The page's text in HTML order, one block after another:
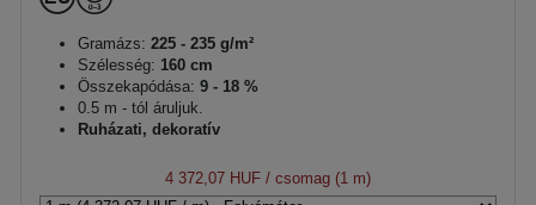
Gramázs: 225 - 235 g/m²
Szélesség: 160 cm
Összekapódása: 9 - 18 %
0.5 m - tól áruljuk.
Ruházati, dekoratív
4 372,07 HUF / csomag (1 m)